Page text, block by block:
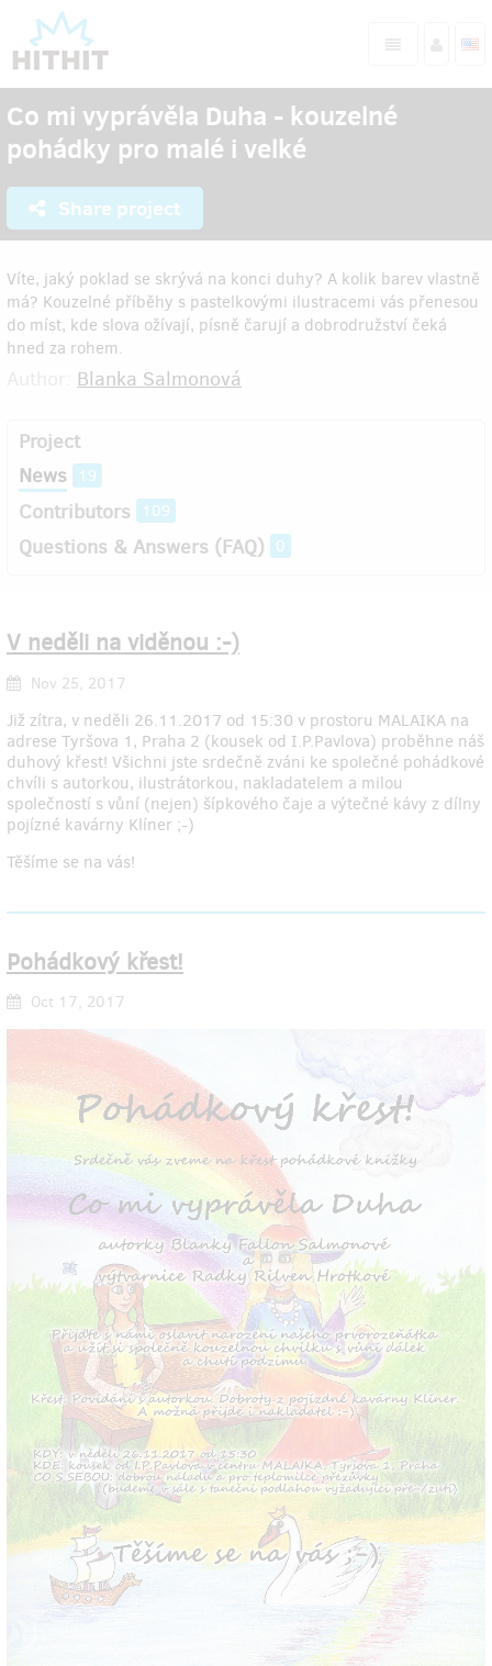
Co mi vyprávěla Duha - kouzelné
pohádky pro malé i velké
Share project
Víte, jaký poklad se skrývá na konci duhy? A kolik barev vlastně
má? Kouzelné příběhy s pastelkovými ilustracemi vás přenesou
do míst, kde slova ožívají, písně čarují a dobrodružství čeká
hned za rohem.
Blanka Salmonová
Project
News
19
Contributors 109
Questions & Answers (FAQ) 0
V neděli na viděnou :-)
Nov 25, 2017
Již zítra, v neděli 26.11.2017 od 15:30 v prostoru MALAIKA na
adrese Tyršova 1, Praha 2 (kousek od I.P.Pavlova) proběhne náš
duhový křest! Všichni jste srdečně zváni ke společné pohádkové
chvíli s autorkou, ilustrátorkou, nakladatelem a milou
společností s vůní (nejen) šípkového čaje a výtečné kávy z dílny
pojízné kavárny Klíner ;-)
Těšíme se na vás!
Pohádkový křest!
Oct 17, 2017